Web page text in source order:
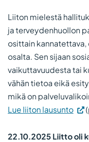
Liiton mielestä
ja terveydenhuollon
osittain
osalta. Sen sijaan
vaikuttavuudesta tai
vähän tietoa eikä
mikä on
Lue liiton lausunto
22.10.2025 Liitto oli